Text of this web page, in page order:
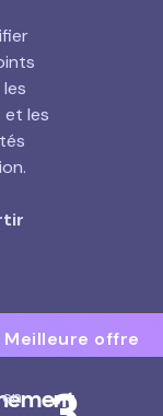
et les
Meilleure offre